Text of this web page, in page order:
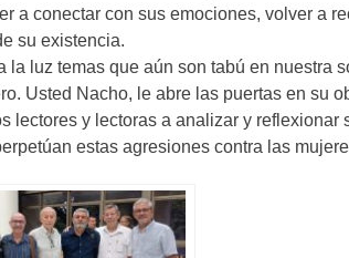
a conectar con sus emociones, volver a
su existencia.
la luz temas que aún son tabú en nuestra
Usted Nacho, le abre las puertas en su
lectores y lectoras a analizar y reflexionar
estas agresiones contra las